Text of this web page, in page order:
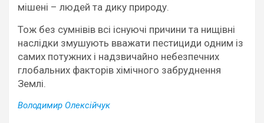
мішені – людей та дику природу.
Тож без сумнівів всі існуючі причини та нищівні
наслідки змушують вважати пестициди одним із
самих потужних і надзвичайно небезпечних
глобальних факторів хімічного забруднення
Землі.
Володимир Олексійчук